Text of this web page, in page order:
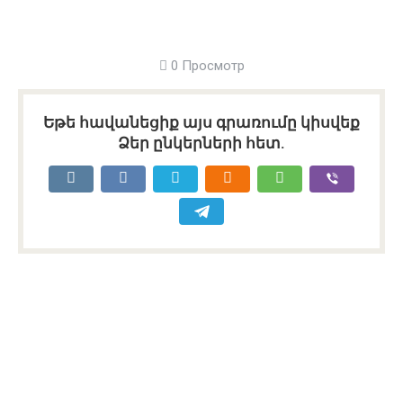
0 Просмотр
Եթե հավանեցիք այս գրառումը կիսվեք
Ձեր ընկերների հետ.